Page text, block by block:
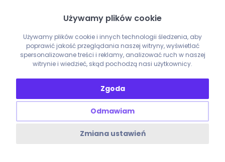
Używamy plików cookie
Używamy plików cookie i innych technologii śledzenia, aby
poprawić jakość przeglądania naszej witryny, wyświetlać
spersonalizowane treści i reklamy, analizować ruch w naszej
witrynie i wiedzieć, skąd pochodzą nasi użytkownicy.
Zgoda
Odmawiam
Zmiana ustawień
Google Ads Środa Śląska
Google Ads Świdnica
Google Ads Świebodzice
Google Ads Świeradów-Zdrój
Google Ads Świerzawa
Google Ads Żarów Google Ads Żmigród